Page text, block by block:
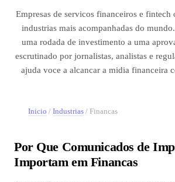
Empresas de servicos financeiros e fintech
industrias mais acompanhadas do
uma rodada de investimento a uma
escrutinado por jornalistas, analistas e
ajuda voce a alcancar a midia financeira
Inicio / Industrias / Financas
Por Que Comunicados de
Importam em Financas